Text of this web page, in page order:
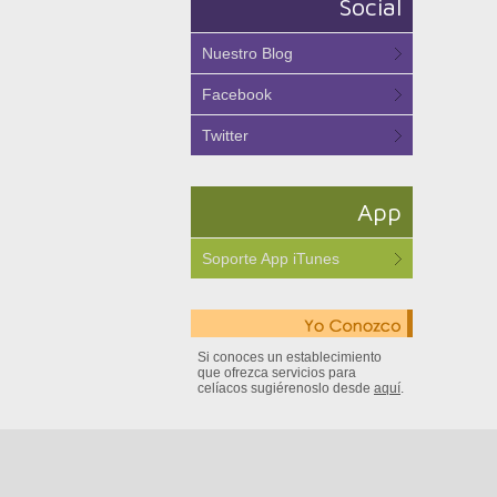
Social
Nuestro Blog
Facebook
Twitter
App
Soporte App iTunes
Si conoces un establecimiento
que ofrezca servicios para
celíacos sugiérenoslo desde aquí.